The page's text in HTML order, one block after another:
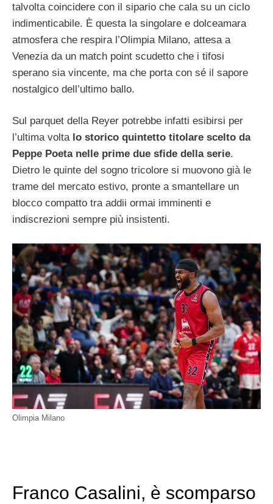
talvolta coincidere con il sipario che cala su un ciclo
indimenticabile. È questa la singolare e dolceamara
atmosfera che respira l’Olimpia Milano, attesa a
Venezia da un match point scudetto che i tifosi
sperano sia vincente, ma che porta con sé il sapore
nostalgico dell’ultimo ballo.
Sul parquet della Reyer potrebbe infatti esibirsi per
l’ultima volta lo storico quintetto titolare scelto da
Peppe Poeta nelle prime due sfide della serie.
Dietro le quinte del sogno tricolore si muovono già le
trame del mercato estivo, pronte a smantellare un
blocco compatto tra addii ormai imminenti e
indiscrezioni sempre più insistenti.
Olimpia Milano
Franco Casalini, è scomparso